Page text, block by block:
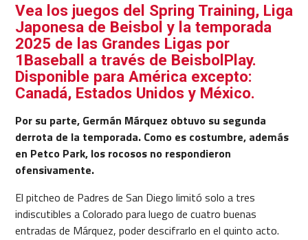
Vea los juegos del Spring Training, Liga
Japonesa de Beisbol y la temporada
2025 de las Grandes Ligas por
1Baseball a través de BeisbolPlay.
Disponible para América excepto:
Canadá, Estados Unidos y México.
Por su parte, Germán Márquez obtuvo su segunda
derrota de la temporada. Como es costumbre, además
en Petco Park, los rocosos no respondieron
ofensivamente.
El pitcheo de Padres de San Diego limitó solo a tres
indiscutibles a Colorado para luego de cuatro buenas
entradas de Márquez, poder descifrarlo en el quinto acto.